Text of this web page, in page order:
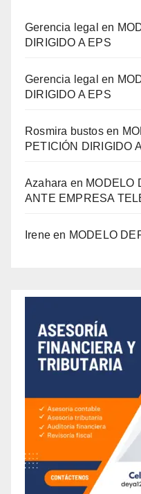
Gerencia legal en
DIRIGIDO A EPS
Gerencia legal en
DIRIGIDO A EPS
Rosmira bustosen
PETICIÓN DIRIGIDO
Azahara en MODELO
ANTE EMPRESA
Irene en MODELO